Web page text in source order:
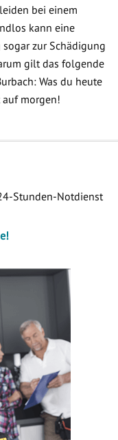
bei einem
kann eine
zur Schädigung
gilt das folgende
Was du heute
auf morgen!
Stunden-Notdienst